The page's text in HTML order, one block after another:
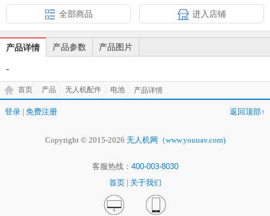
全部商品
进入店铺
产品详情 产品参数 产品图片
-
首页 产品 无人机配件 电池 产品详情
登录 免费注册 返回顶部↑
Copyright © 2015-2026 无人机网（www.youuav.com)
客服热线： 400-003-8030
首页
关于我们